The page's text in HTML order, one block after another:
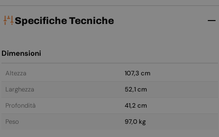
Specifiche Tecniche
Dimensioni
Altezza
107,3 cm
Larghezza
52,1 cm
Profondità
41,2 cm
Peso
97,0 kg